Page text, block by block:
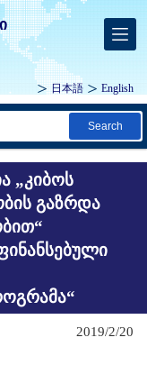
日本語 English
Search
„კიბოს
გაზრდა
2019/2/20